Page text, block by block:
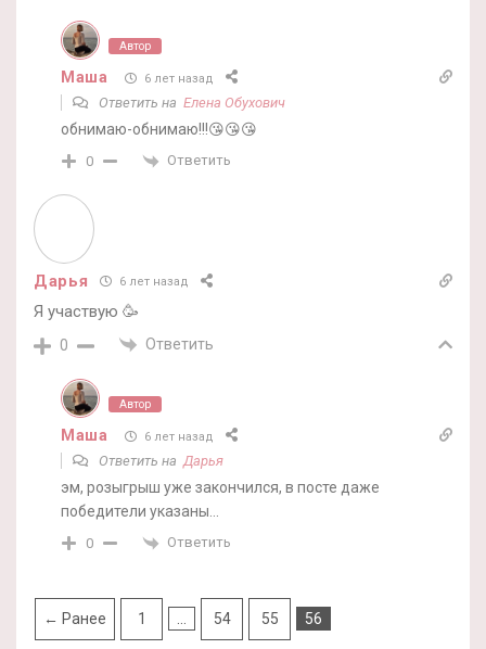
Автор
Маша 6 лет назад
Ответить на Елена Обухович
обнимаю-обнимаю!!!😘😘😘
0 Ответить
Дарья 6 лет назад
Я участвую 🥳
0 Ответить
Автор
Маша 6 лет назад
Ответить наДарья
эм, розыгрыш уже закончился, в посте даже
победители указаны…
0 Ответить
← Ранее 1 54 55 56